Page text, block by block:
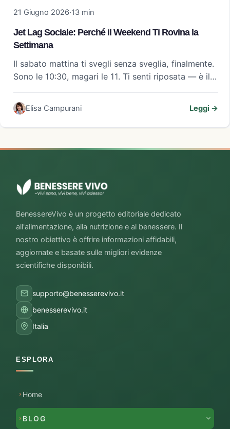
21 Giugno 2026·13 min
Jet Lag Sociale: Perché il Weekend Ti Rovina la
Settimana
Il sabato mattina ti svegli senza sveglia, finalmente.
Sono le 10:30, magari le 11. Ti senti riposata — è il…
Elisa Campurani Leggi →
BenessereVivo è un progetto editoriale dedicato
all'alimentazione, alla nutrizione e al benessere. Il
nostro obiettivo è offrire informazioni affidabili,
aggiornate e basate sulle migliori evidenze
scientifiche disponibili.
supporto@benesserevivo.it
benesserevivo.it
Italia
ESPLORA
Home
BLOG